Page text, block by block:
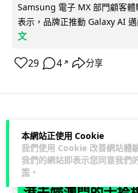
本網站正使用 Cookie
我們使用 Cookie 改善網站體
我們的網站即表示您同意我們
策 。
Samsung 電子 MX 部門顧客
表示，品牌正推動 Galaxy AI
文
29 4 ↗ 分享
Lawton 1 日